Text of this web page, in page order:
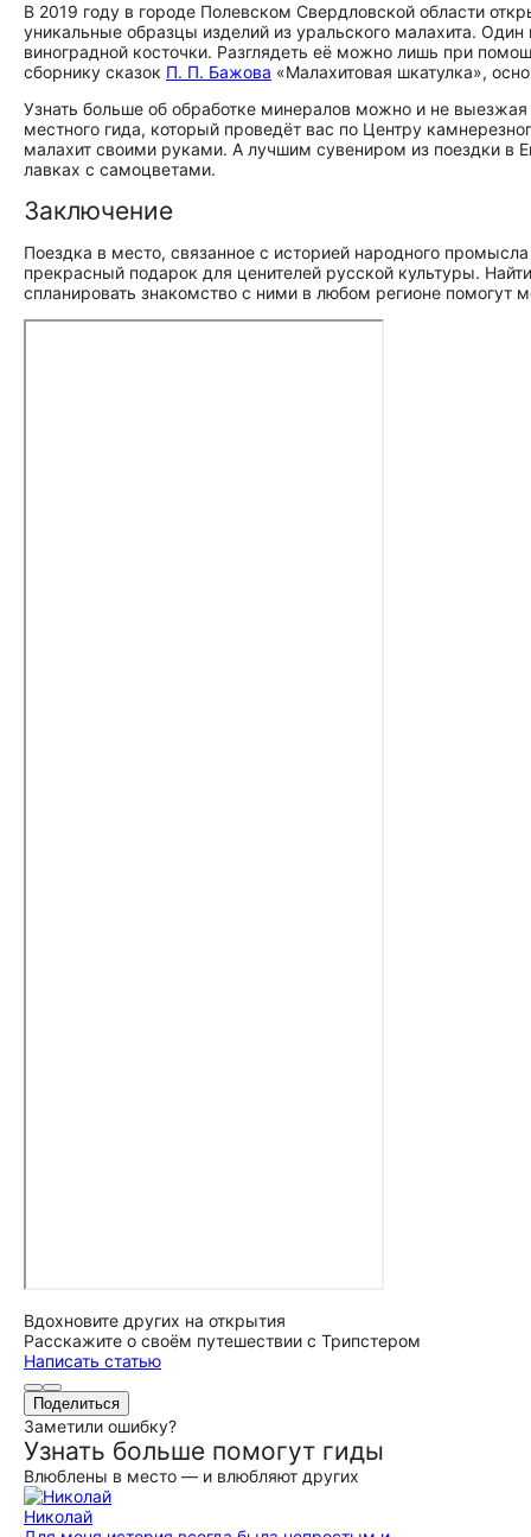
В 2019 году в городе Полевском Свердловской области
уникальные образцы изделий из уральского малахита.
виноградной косточки. Разглядеть её можно лишь при
сборнику сказок П. П. Бажова «Малахитовая шкатулка»,
Узнать больше об обработке минералов можно и не выезжая
местного гида, который проведёт вас по Центру
малахит своими руками. А лучшим сувениром из поездки в
лавках с самоцветами.
Заключение
Поездка в место, связанное с историей народного
прекрасный подарок для ценителей русской культуры.
спланировать знакомство с ними в любом регионе помогут
Вдохновите других на открытия
Расскажите о своём путешествии с Трипстером
Написать статью
Поделиться
Заметили ошибку?
Узнать больше помогут гиды
Влюблены в место — и влюбляют других
Николай